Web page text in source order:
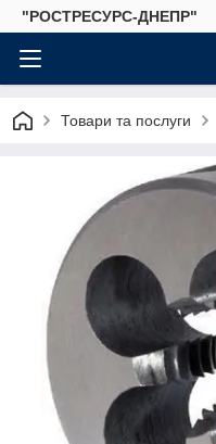
"РОСТРЕСУРС-ДНЕПР"
Товари та послуги